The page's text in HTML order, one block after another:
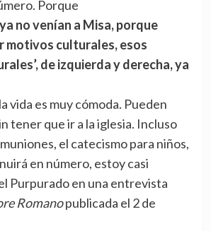
Porque
no venían a Misa, porque
motivos culturales, esos
de izquierda y derecha, ya
vida es muy cómoda. Pueden
tener que ir a la iglesia. Incluso
el catecismo para niños,
en número, estoy casi
Purpurado en una entrevista
Romanopublicada el 2 de